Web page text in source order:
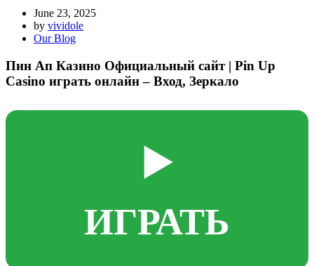
June 23, 2025
by vividole
Our Blog
Пин Ап Казино Официальный сайт | Pin Up
Casino играть онлайн – Вход, Зеркало
▶️
ИГРАТЬ